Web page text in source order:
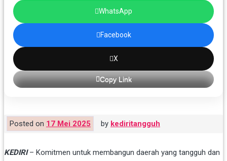
WhatsApp
Facebook
X
Copy Link
Posted on 17 Mei 2025 by kediritangguh
KEDIRI – Komitmen untuk membangun daerah yang tangguh dan